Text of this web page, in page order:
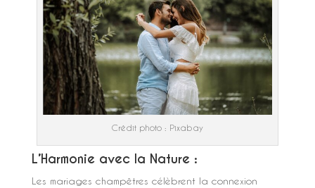
Crédit photo : Pixabay
L’Harmonie avec la Nature :
Les mariages champêtres célèbrent la connexion